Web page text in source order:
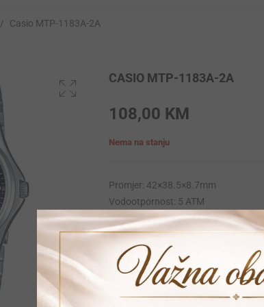
/ Casio MTP-1183A-2A
CASIO MTP-1183A-2A
108,00 KM
Nema na stanju
Promjer: 42×38.5×8.7mm
Vodootpornost: 5 ATM
Krunica: Obicna
Materijal narukvice: Stainless-steel
Materijal kucista: Stainless-steel
Mehanizam: Quartz
Garancija: 24 mjeseca
Vrijeme dostave: 1-2 dana